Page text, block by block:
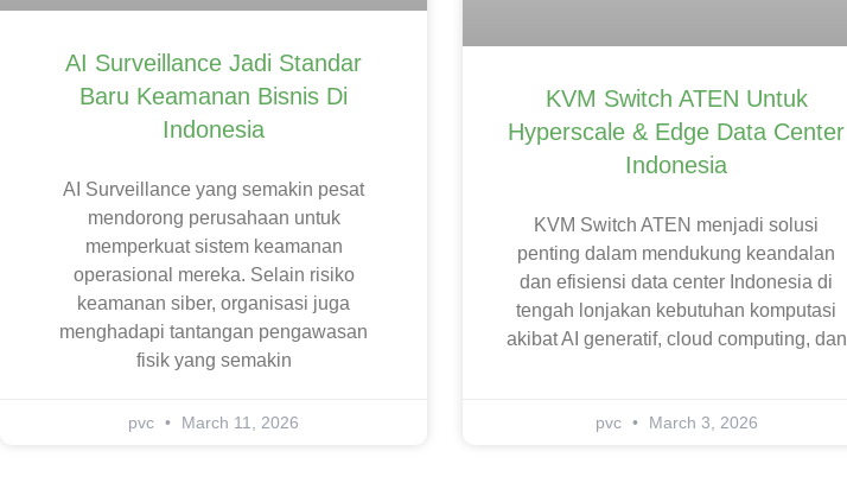
AI Surveillance Jadi Standar
Baru Keamanan Bisnis Di
Indonesia
AI Surveillance yang semakin pesat
mendorong perusahaan untuk
memperkuat sistem keamanan
operasional mereka. Selain risiko
keamanan siber, organisasi juga
menghadapi tantangan pengawasan
fisik yang semakin
pvc March 11, 2026
KVM Switch ATEN Untuk
Hyperscale & Edge Data Center
Indonesia
KVM Switch ATEN menjadi solusi
penting dalam mendukung keandalan
dan efisiensi data center Indonesia di
tengah lonjakan kebutuhan komputasi
akibat AI generatif, cloud computing, dan
pvc March 3, 2026